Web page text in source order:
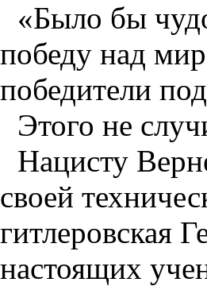
«Было бы
победу над
победители
Этого не
Нацисту
своей
гитлеровская
настоящих